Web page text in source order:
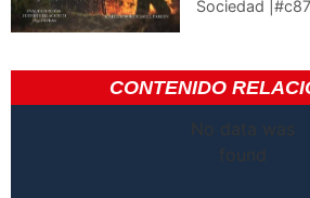
Sociedad
CONTENIDO
No data was
found